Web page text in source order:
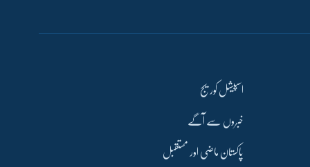
اسپیشل کوریج
خبروں سے آگے
پاکستان ماضی اور مستقبل